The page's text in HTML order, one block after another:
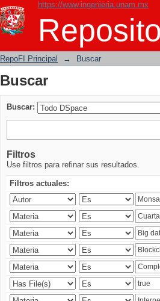
https://www.ingenieria.unam.mx
Buscar
RepoFI Principal → Buscar
Buscar
Buscar:
Filtros
Use filtros para refinar sus resultados.
Filtros actuales: